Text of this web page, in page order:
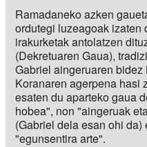
Ramadaneko azken
ordutegi luzeagoak izaten
irakurketak antolatzen
(Dekretuaren Gaua),
Gabriel aingeruaren bidez
Koranaren agerpena hasi
esaten du aparteko gaua
hobea", non "aingeruak
(Gabriel dela esan ohi
"egunsentira arte".